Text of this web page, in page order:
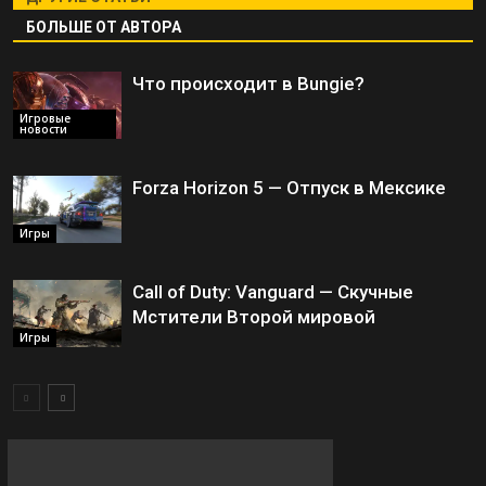
БОЛЬШЕ ОТ АВТОРА
Игровые
новости
Что происходит в Bungie?
Игры
Forza Horizon 5 — Отпуск в Мексике
Игры
Call of Duty: Vanguard — Скучные
Мстители Второй мировой